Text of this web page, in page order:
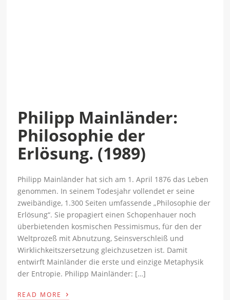
Philipp Mainländer:
Philosophie der
Erlösung. (1989)
Philipp Mainländer hat sich am 1. April 1876 das Leben
genommen. In seinem Todesjahr vollendet er seine
zweibändige, 1.300 Seiten umfassende „Philosophie der
Erlösung“. Sie propagiert einen Schopenhauer noch
überbietenden kosmischen Pessimismus, für den der
Weltprozeß mit Abnutzung, Seinsverschleiß und
Wirklichkeitszersetzung gleichzusetzen ist. Damit
entwirft Mainländer die erste und einzige Metaphysik
der Entropie. Philipp Mainländer: […]
READ MORE ›